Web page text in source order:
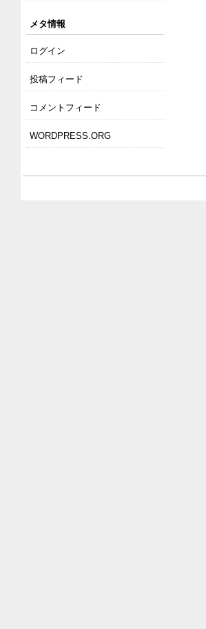
メタ情報
ログイン
投稿フィード
コメントフィード
WORDPRESS.ORG